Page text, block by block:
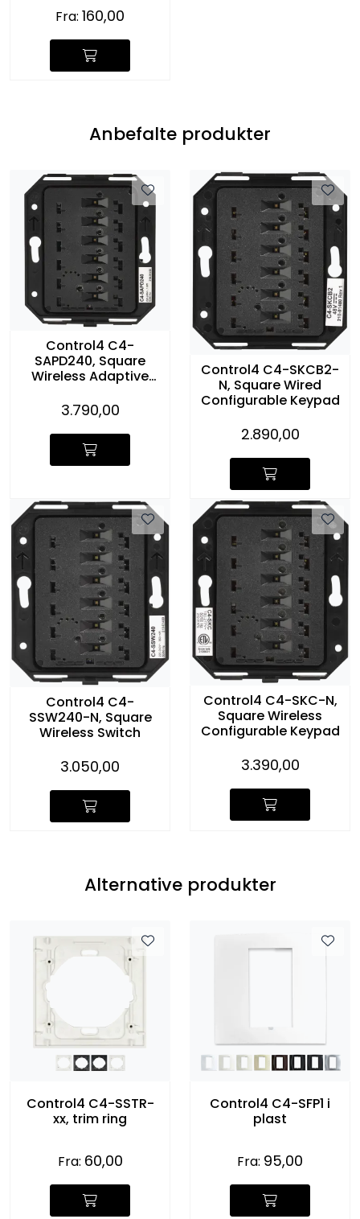
Fra: 160,00
Anbefalte produkter
Control4 C4-
SAPD240, Square
Wireless Adaptive
3.790,00
Control4 C4-SKCB2-
N, Square Wired
Configurable Keypad
2.890,00
Control4 C4-
SSW240-N, Square
Wireless Switch
3.050,00
Control4 C4-SKC-N,
Square Wireless
Configurable Keypad
3.390,00
Alternative produkter
Control4 C4-SSTR-
xx, trim ring
Fra: 60,00
Control4 C4-SFP1 i
plast
Fra: 95,00